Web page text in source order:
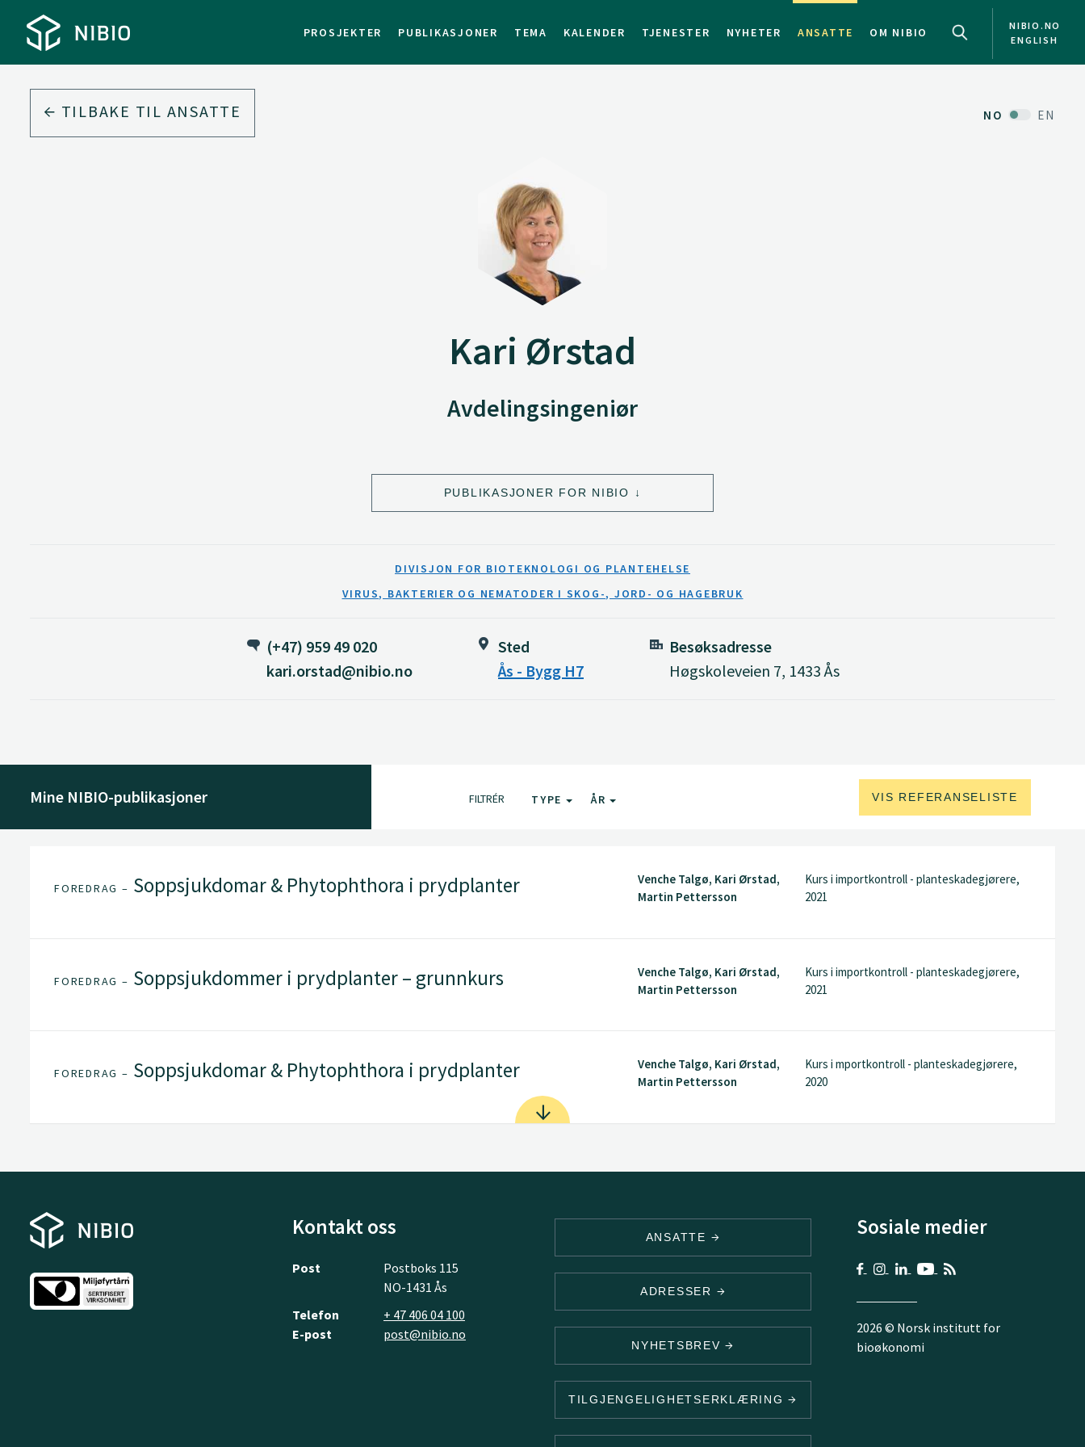
PROSJEKTER PUBLIKASJONER TEMA KALENDER TJENESTER NYHETER ANSATTE OM NIBIO
NIBIO.NO
ENGLISH
TILBAKE TIL ANSATTE NO EN
Kari Ørstad
Avdelingsingeniør
PUBLIKASJONER FOR NIBIO
DIVISJON FOR BIOTEKNOLOGI OG PLANTEHELSE
VIRUS, BAKTERIER OG NEMATODER I SKOG-, JORD- OG HAGEBRUK
(+47) 959 49 020
kari.orstad@nibio.no
Sted
Ås - Bygg H7
Besøksadresse
Høgskoleveien 7, 1433 Ås
Mine NIBIO-publikasjoner FILTRÉR TYPE ÅR VIS REFERANSELISTE
FOREDRAG – Soppsjukdomar & Phytophthora i prydplanter
Venche Talgø, Kari Ørstad,
Martin Pettersson
Kurs i importkontroll - planteskadegjørere,
2021
FOREDRAG – Soppsjukdommer i prydplanter – grunnkurs
Venche Talgø, Kari Ørstad,
Martin Pettersson
Kurs i importkontroll - planteskadegjørere,
2021
FOREDRAG – Soppsjukdomar & Phytophthora i prydplanter
Venche Talgø, Kari Ørstad,
Martin Pettersson
Kurs i mportkontroll - planteskadegjørere,
2020
Kontakt oss
Post
Postboks 115
NO-1431 Ås
Telefon
+ 47 406 04 100
E-post
post@nibio.no
ANSATTE
ADRESSER
NYHETSBREV
TILGJENGELIGHETSERKLÆRING
Sosiale medier
2026 © Norsk institutt for
bioøkonomi